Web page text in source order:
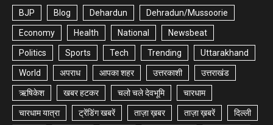
BJP Blog Dehardun Dehradun/Mussoorie
Economy Health National Newsbeat
Politics Sports Tech Trending Uttarakhand
World अपराध आपका शहर उत्तरकाशी उत्तराखंड
ऋषिकेश खबर हटकर चलो चले देवभूमि चारधाम
चारधाम यात्रा ट्रेंडिंग खबरें ताज़ा ख़बर ताज़ा ख़बरें दिल्ली